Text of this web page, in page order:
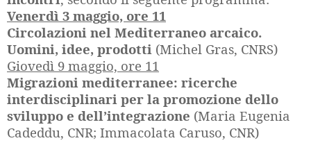
Venerdì 3 maggio, ore 11
Circolazioni nel Mediterraneo arcaico.
Uomini, idee, prodotti (Michel Gras, CNRS)
Giovedì 9 maggio, ore 11
Migrazioni mediterranee: ricerche
interdisciplinari per la promozione dello
sviluppo e dell’integrazione (Maria Eugenia
Cadeddu, CNR; Immacolata Caruso, CNR)